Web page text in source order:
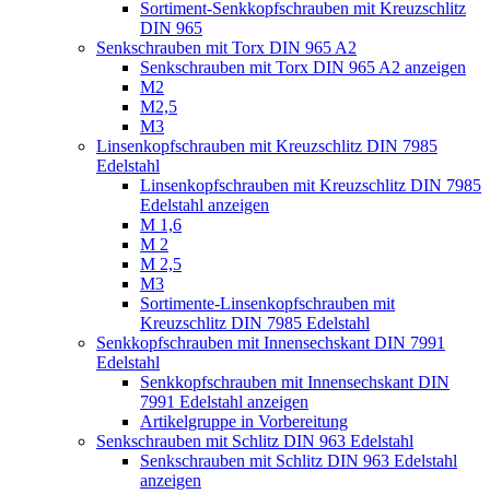
Sortiment-Senkkopfschrauben mit Kreuzschlitz
DIN 965
Senkschrauben mit Torx DIN 965 A2
Senkschrauben mit Torx DIN 965 A2 anzeigen
M2
M2,5
M3
Linsenkopfschrauben mit Kreuzschlitz DIN 7985
Edelstahl
Linsenkopfschrauben mit Kreuzschlitz DIN 7985
Edelstahl anzeigen
M 1,6
M 2
M 2,5
M3
Sortimente-Linsenkopfschrauben mit
Kreuzschlitz DIN 7985 Edelstahl
Senkkopfschrauben mit Innensechskant DIN 7991
Edelstahl
Senkkopfschrauben mit Innensechskant DIN
7991 Edelstahl anzeigen
Artikelgruppe in Vorbereitung
Senkschrauben mit Schlitz DIN 963 Edelstahl
Senkschrauben mit Schlitz DIN 963 Edelstahl
anzeigen